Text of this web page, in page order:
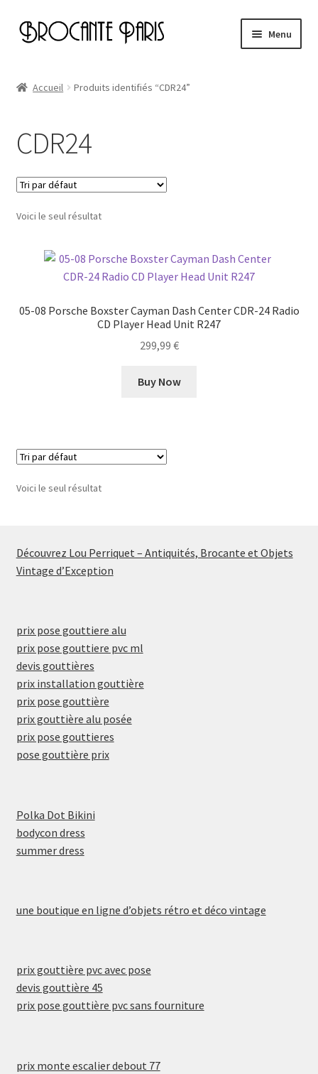
Aller
navigation
Aller
au
Menu
Checkout
My account
Page d’exemple
Accueil Produits identifiés “CDR24”
CDR24
Voici le seul résultat
05-08 Porsche Boxster Cayman Dash Center CDR-24 Radio
CD Player Head Unit R247
299,99 €
Buy Now
Voici le seul résultat
Découvrez Lou Perriquet – Antiquités, Brocante et Objets
Vintage d’Exception
prix pose gouttiere alu
prix pose gouttiere pvc ml
devis gouttières
prix installation gouttière
prix pose gouttière
prix gouttière alu posée
prix pose gouttieres
pose gouttière prix
Polka Dot Bikini
bodycon dress
summer dress
une boutique en ligne d’objets rétro et déco vintage
prix gouttière pvc avec pose
devis gouttière 45
prix pose gouttière pvc sans fourniture
prix monte escalier debout 77